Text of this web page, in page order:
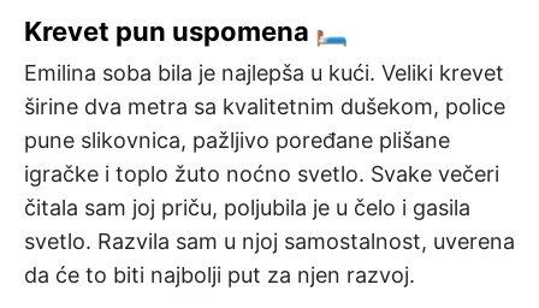
Krevet pun uspomena 🛏️
Emilina soba bila je najlepša u kući. Veliki krevet
širine dva metra sa kvalitetnim dušekom, police
pune slikovnica, pažljivo poređane plišane
igračke i toplo žuto noćno svetlo. Svake večeri
čitala sam joj priču, poljubila je u čelo i gasila
svetlo. Razvila sam u njoj samostalnost, uverena
da će to biti najbolji put za njen razvoj.